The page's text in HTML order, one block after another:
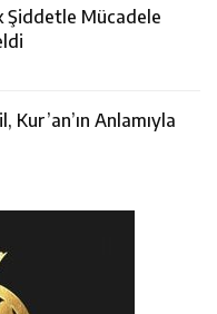
Şiddetle Mücadele
Kur’an’ın Anlamıyla